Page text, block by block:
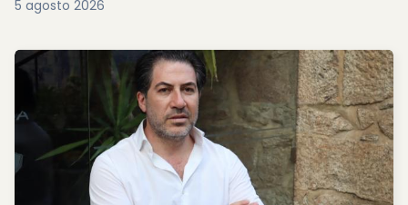
5 agosto 2026